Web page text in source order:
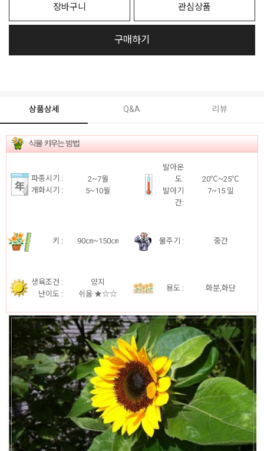
장바구니 관심상품
구매하기
상품상세 Q&A 리뷰
파종시기 :
개화시기 :
2~7월
5~10월
발아온
도:
발아기
간:
20℃~25℃
7~15 일
키 : 90㎝~150㎝ 물주기 : 중간
생육조건 :
난이도 :
양지
쉬움 ★☆☆
용도 : 화분,화단